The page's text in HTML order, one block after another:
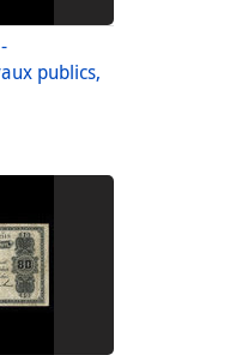
publics,